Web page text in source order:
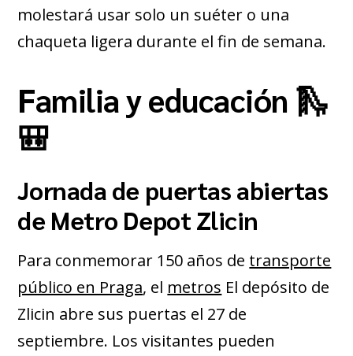
molestará usar solo un suéter o una
chaqueta ligera durante el fin de semana.
Familia y educación 🛝
🎒
Jornada de puertas abiertas
de Metro Depot Zlicin
Para conmemorar 150 años de transporte
público en Praga, el metros El depósito de
Zlicin abre sus puertas el 27 de
septiembre. Los visitantes pueden